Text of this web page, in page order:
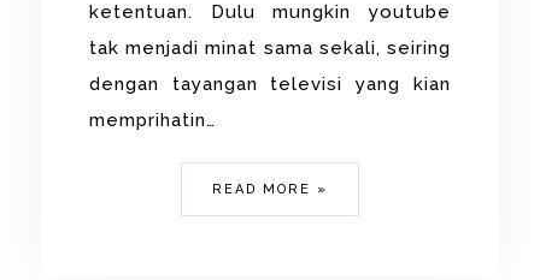
ketentuan. Dulu mungkin youtube
tak menjadi minat sama sekali, seiring
dengan tayangan televisi yang kian
memprihatin…
READ MORE »